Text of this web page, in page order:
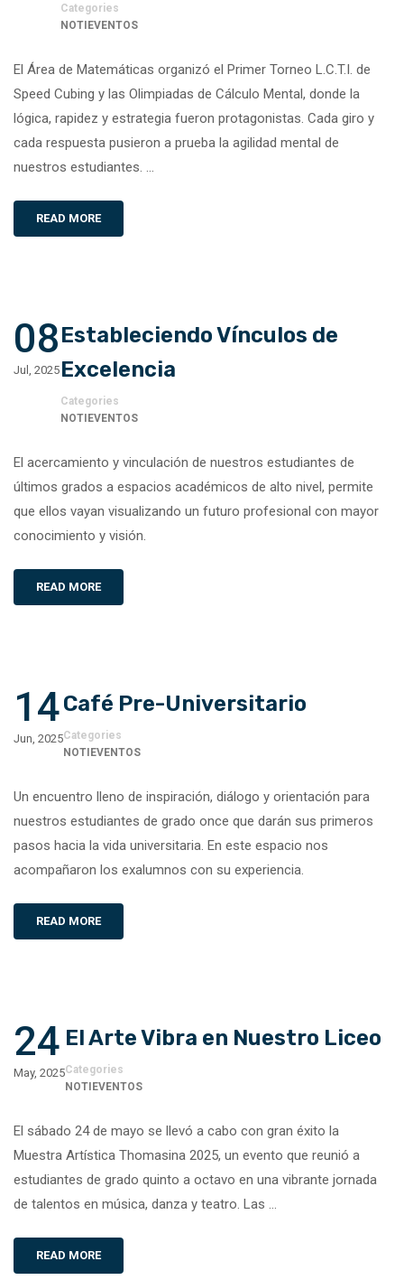
Categories
NOTIEVENTOS
El Área de Matemáticas organizó el Primer Torneo L.C.T.I. de
Speed Cubing y las Olimpiadas de Cálculo Mental, donde la
lógica, rapidez y estrategia fueron protagonistas. Cada giro y
cada respuesta pusieron a prueba la agilidad mental de
nuestros estudiantes. …
READ MORE
08
Jul, 2025
Estableciendo Vínculos de
Excelencia
Categories
NOTIEVENTOS
El acercamiento y vinculación de nuestros estudiantes de
últimos grados a espacios académicos de alto nivel, permite
que ellos vayan visualizando un futuro profesional con mayor
conocimiento y visión.
READ MORE
14
Jun, 2025
Café Pre-Universitario
Categories
NOTIEVENTOS
Un encuentro lleno de inspiración, diálogo y orientación para
nuestros estudiantes de grado once que darán sus primeros
pasos hacia la vida universitaria. En este espacio nos
acompañaron los exalumnos con su experiencia.
READ MORE
24
May, 2025
El Arte Vibra en Nuestro Liceo
Categories
NOTIEVENTOS
El sábado 24 de mayo se llevó a cabo con gran éxito la
Muestra Artística Thomasina 2025, un evento que reunió a
estudiantes de grado quinto a octavo en una vibrante jornada
de talentos en música, danza y teatro. Las …
READ MORE